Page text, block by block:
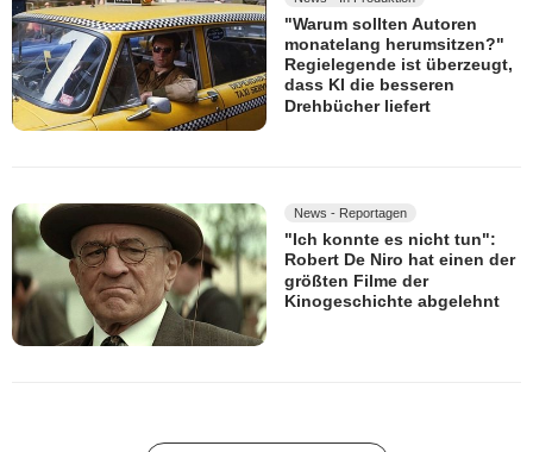
"Warum sollten Autoren
monatelang herumsitzen?"
Regielegende ist überzeugt,
dass KI die besseren
Drehbücher liefert
News - Reportagen
"Ich konnte es nicht tun":
Robert De Niro hat einen der
größten Filme der
Kinogeschichte abgelehnt